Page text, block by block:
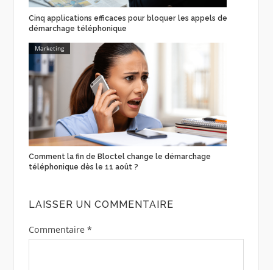
Cinq applications efficaces pour bloquer les appels de
démarchage téléphonique
Marketing
Comment la fin de Bloctel change le démarchage
téléphonique dès le 11 août ?
LAISSER UN COMMENTAIRE
Commentaire *